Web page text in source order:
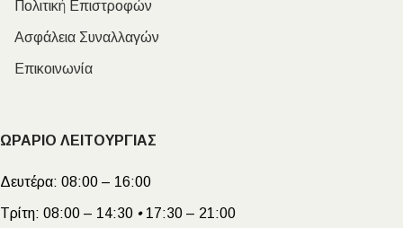
Πολιτική Επιστροφών
Ασφάλεια Συναλλαγών
Επικοινωνία
ΩΡΑΡΙΟ ΛΕΙΤΟΥΡΓΙΑΣ
Δευτέρα: 08:00 – 16:00
Τρίτη: 08:00 – 14:30 •17:30 – 21:00